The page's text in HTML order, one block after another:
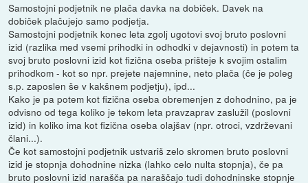
Samostojni podjetnik ne plača davka na dobiček. Davek na
dobiček plačujejo samo podjetja.
Samostojni podjetnik konec leta zgolj ugotovi svoj bruto poslovni
izid (razlika med vsemi prihodki in odhodki v dejavnosti) in potem ta
svoj bruto poslovni izid kot fizična oseba prišteje k svojim ostalim
prihodkom - kot so npr. prejete najemnine, neto plača (če je poleg
s.p. zaposlen še v kakšnem podjetju), ipd...
Kako je pa potem kot fizična oseba obremenjen z dohodnino, pa je
odvisno od tega koliko je tekom leta pravzaprav zaslužil (poslovni
izid) in koliko ima kot fizična oseba olajšav (npr. otroci, vzdrževani
člani...).
Če kot samostojni podjetnik ustvariš zelo skromen bruto poslovni
izid je stopnja dohodnine nizka (lahko celo nulta stopnja), če pa
bruto poslovni izid narašča pa naraščajo tudi dohodninske stopnje